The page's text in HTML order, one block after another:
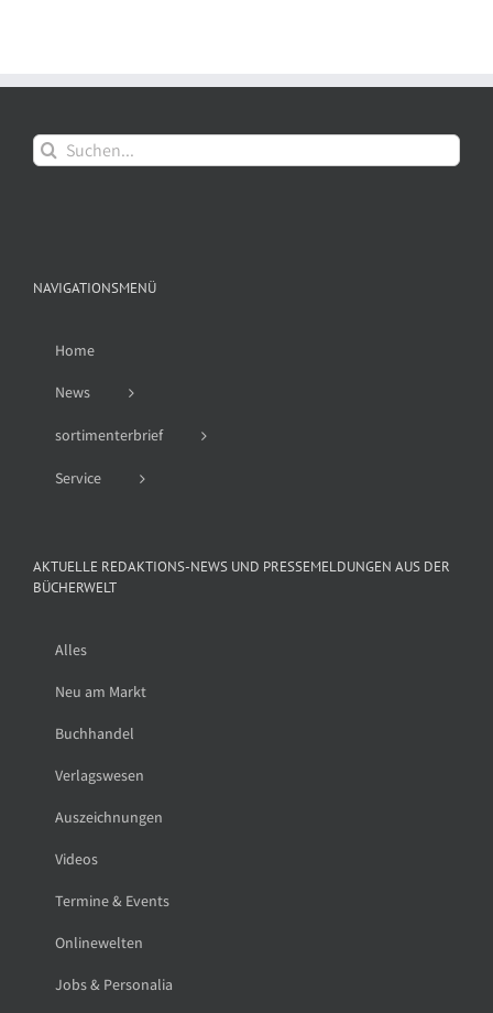
Suche
nach:
NAVIGATIONSMENÜ
Home
News
sortimenterbrief
Service
AKTUELLE REDAKTIONS-NEWS UND PRESSEMELDUNGEN AUS DER
BÜCHERWELT
Alles
Neu am Markt
Buchhandel
Verlagswesen
Auszeichnungen
Videos
Termine & Events
Onlinewelten
Jobs & Personalia